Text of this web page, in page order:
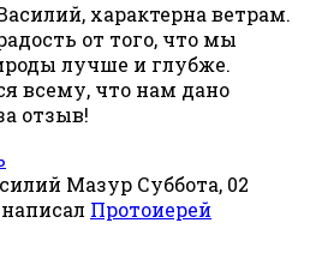
характерна ветрам.
от того, что мы
лучше и глубже.
всему, что нам дано
отзыв!
Суббота, 02
написал Протоиерей